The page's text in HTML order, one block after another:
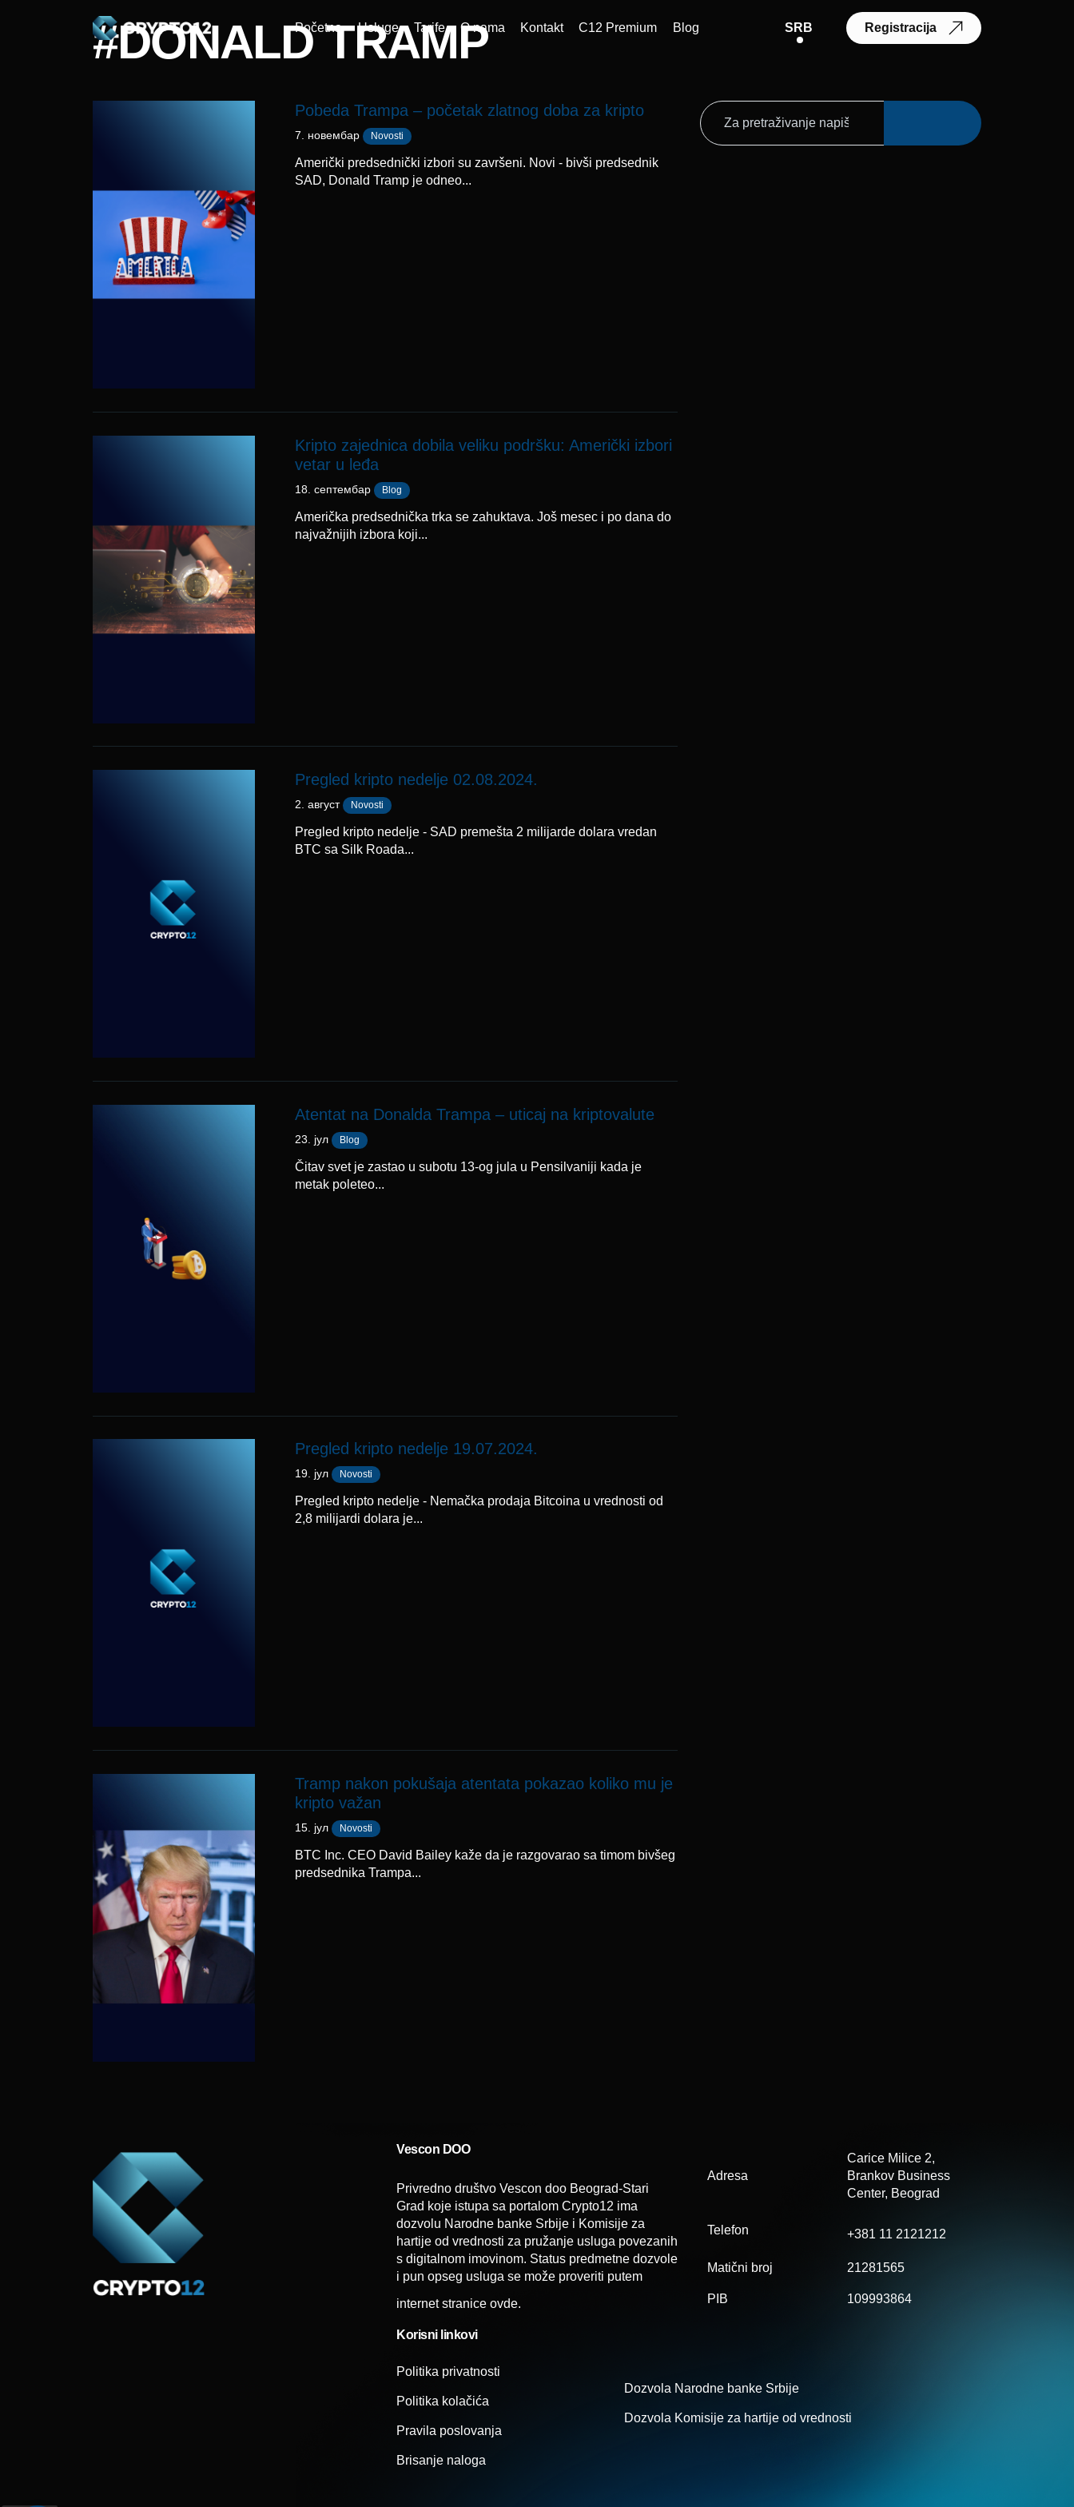
Početna Usluge Tarife O nama Kontakt C12 Premium Blog SRB Registracija
#DONALD TRAMP
Pobeda Trampa – početak zlatnog doba za kripto
7. новембар Novosti
Američki predsednički izbori su završeni. Novi - bivši predsednik
SAD, Donald Tramp je odneo...
Kripto zajednica dobila veliku podršku: Američki izbori
vetar u leđa
18. септембар Blog
Američka predsednička trka se zahuktava. Još mesec i po dana do
najvažnijih izbora koji...
Pregled kripto nedelje 02.08.2024.
2. август Novosti
Pregled kripto nedelje - SAD premešta 2 milijarde dolara vredan
BTC sa Silk Roada...
Atentat na Donalda Trampa – uticaj na kriptovalute
23. јул Blog
Čitav svet je zastao u subotu 13-og jula u Pensilvaniji kada je
metak poleteo...
Pregled kripto nedelje 19.07.2024.
19. јул Novosti
Pregled kripto nedelje - Nemačka prodaja Bitcoina u vrednosti od
2,8 milijardi dolara je...
Tramp nakon pokušaja atentata pokazao koliko mu je
kripto važan
15. јул Novosti
BTC Inc. CEO David Bailey kaže da je razgovarao sa timom bivšeg
predsednika Trampa...
Vescon DOO
Privredno društvo Vescon doo Beograd-Stari
Grad koje istupa sa portalom Crypto12 ima
dozvolu Narodne banke Srbije i Komisije za
hartije od vrednosti za pružanje usluga povezanih
s digitalnom imovinom. Status predmetne dozvole
i pun opseg usluga se može proveriti putem
internet stranice ovde.
Adresa
Carice Milice 2,
Brankov Business
Center, Beograd
Telefon +381 11 2121212
Matični broj 21281565
PIB 109993864
Korisni linkovi
Politika privatnosti
Politika kolačića
Pravila poslovanja
Brisanje naloga
Dozvola Narodne banke Srbije
Dozvola Komisije za hartije od vrednosti